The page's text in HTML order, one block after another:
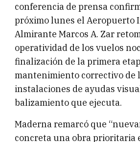
conferencia de prensa
próximo lunes el Aeropuerto
Almirante Marcos A. Zar
operatividad de los vuelos
finalización de la primera
mantenimiento correctivo de
instalaciones de ayudas
balizamiento que ejecuta.
Maderna remarcó que
concreta una obra prioritaria